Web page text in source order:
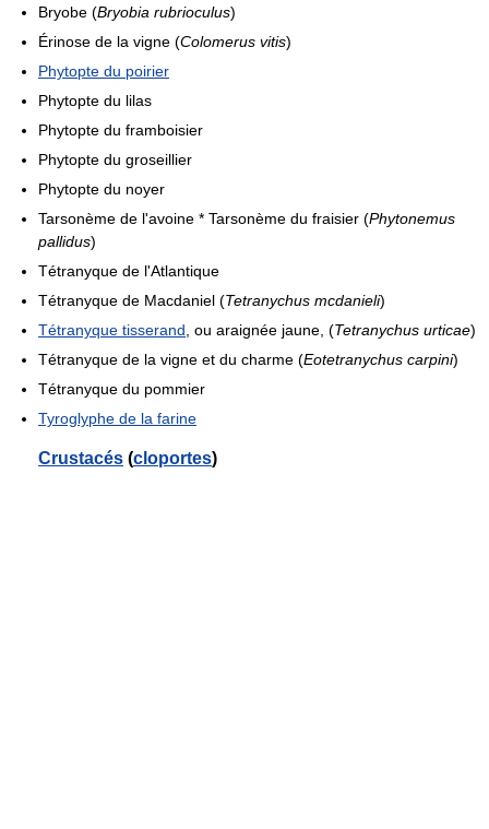
Bryobe (Bryobia rubrioculus)
Érinose de la vigne (Colomerus vitis)
Phytopte du poirier
Phytopte du lilas
Phytopte du framboisier
Phytopte du groseillier
Phytopte du noyer
Tarsonème de l'avoine * Tarsonème du fraisier (Phytonemus
pallidus)
Tétranyque de l'Atlantique
Tétranyque de Macdaniel (Tetranychus mcdanieli)
Tétranyque tisserand , ou araignée jaune, (Tetranychus urticae)
Tétranyque de la vigne et du charme (Eotetranychus carpini)
Tétranyque du pommier
Tyroglyphe de la farine
Crustacés (cloportes)